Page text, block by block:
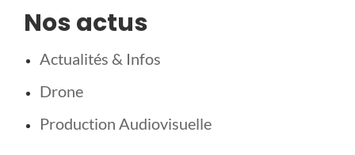
Nos actus
Actualités & Infos
Drone
Production Audiovisuelle